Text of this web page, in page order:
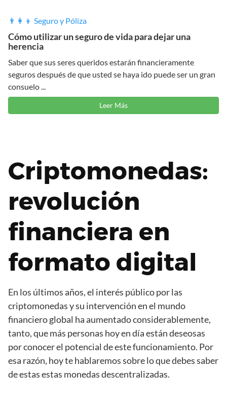
👨‍👩‍👦 Seguro y Póliza
Cómo utilizar un seguro de vida para dejar una
herencia
Saber que sus seres queridos estarán financieramente
seguros después de que usted se haya ido puede ser un gran
consuelo ...
Leer Más
Criptomonedas:
revolución
financiera en
formato digital
En los últimos años, el interés público por las
criptomonedas y su intervención en el mundo
financiero global ha aumentado considerablemente,
tanto, que más personas hoy en día están deseosas
por conocer el potencial de este funcionamiento. Por
esa razón, hoy te hablaremos sobre lo que debes saber
de estas estas monedas descentralizadas.